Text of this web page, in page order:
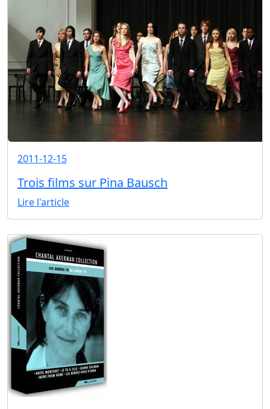
2011-12-15
Trois films sur Pina Bausch
Lire l'article